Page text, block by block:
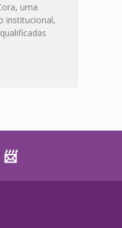
uma
institucional,
​📨